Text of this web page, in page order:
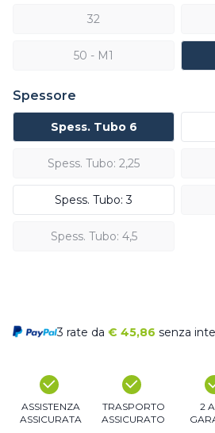
32
50 - M1
Spessore
Spess. Tubo 6
Spess. Tubo: 2,25
Spess. Tubo: 3
Spess. Tubo: 4,5
3 rate da € 45,86 senza
ASSISTENZA
ASSICURATA
TRASPORTO
ASSICURATO
2